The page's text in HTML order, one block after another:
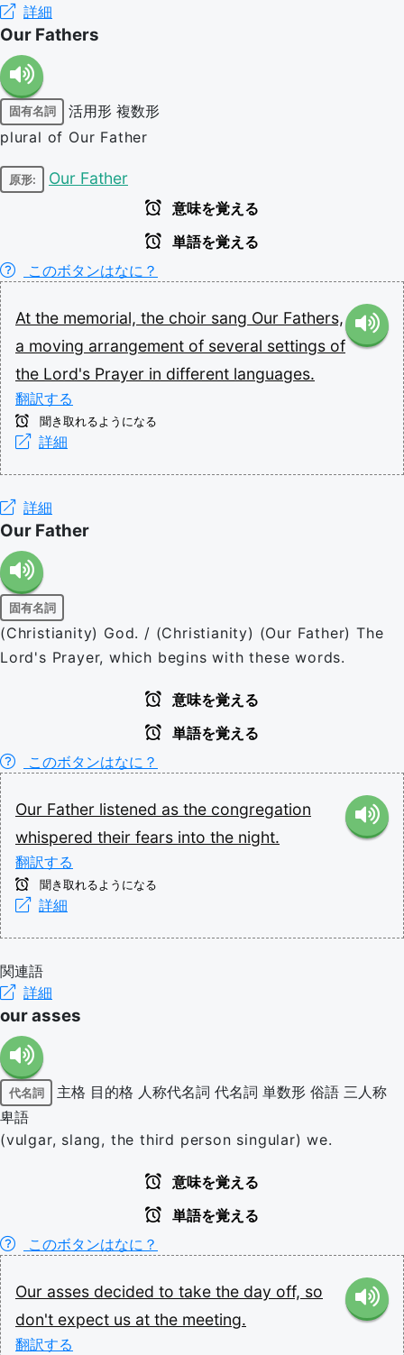
詳細
Our Fathers
固有名詞 活用形 複数形
plural of Our Father
原形: Our Father
意味を覚える
単語を覚える
このボタンはなに？
At the memorial, the choir sang Our Fathers,
a moving arrangement of several settings of
the Lord's Prayer in different languages.
翻訳する
聞き取れるようになる
詳細
詳細
Our Father
固有名詞
(Christianity) God. / (Christianity) (Our Father) The
Lord's Prayer, which begins with these words.
意味を覚える
単語を覚える
このボタンはなに？
Our Father listened as the congregation
whispered their fears into the night.
翻訳する
聞き取れるようになる
詳細
関連語
詳細
our asses
代名詞 主格 目的格 人称代名詞 代名詞 単数形 俗語 三人称
卑語
(vulgar, slang, the third person singular) we.
意味を覚える
単語を覚える
このボタンはなに？
Our asses decided to take the day off, so
don't expect us at the meeting.
翻訳する